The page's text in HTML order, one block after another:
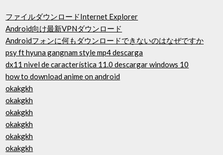
ファイルダウンロードInternet Explorer
Android向け最新VPNダウンロード
Androidフォンに何もダウンロードできないのはなぜですか
psy ft hyuna gangnam style mp4 descarga
dx11 nivel de característica 11.0 descargar windows 10
how to download anime on android
okakgkh
okakgkh
okakgkh
okakgkh
okakgkh
okakgkh